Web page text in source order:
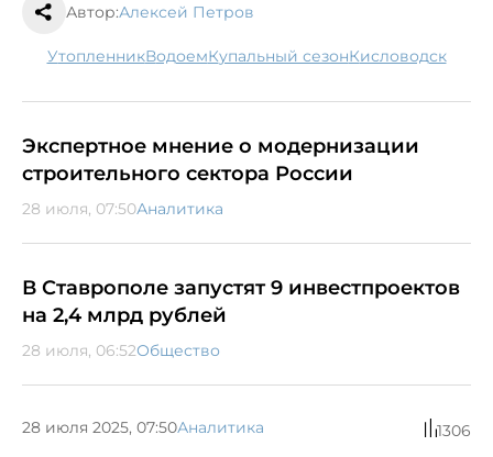
Автор:Алексей Петров
утопленник водоем купальный сезон Кисловодск
Экспертное мнение о модернизации
строительного сектора России
28 июля, 07:50Аналитика
В Ставрополе запустят 9 инвестпроектов
на 2,4 млрд рублей
28 июля, 06:52Общество
28 июля 2025, 07:50Аналитика 1306